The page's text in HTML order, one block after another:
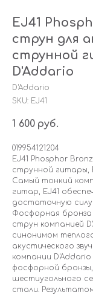
EJ41
струн для
струнной
D'Addario
D'Addario
SKU: EJ41
1 600 руб.
019954121204
EJ41 Phosphor
струнной гитары,
Самый тонкий
гитар, EJ41
достаточную силу
Фосфорная
струн компанией
синонимом
акустического
компании
фосфорной
шестиугольного
стали.